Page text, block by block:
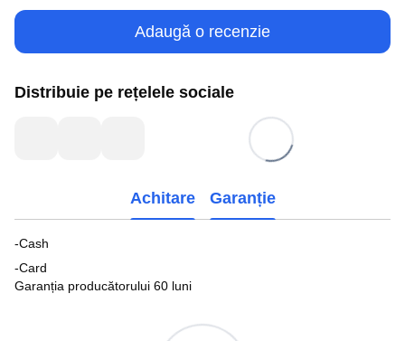
Adaugă o recenzie
Distribuie pe rețelele sociale
Achitare Garanție
-Cash
-Card
Garanția producătorului 60 luni